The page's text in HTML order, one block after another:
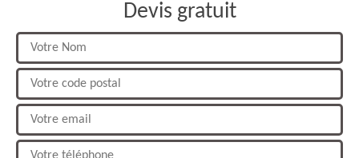
Devis gratuit